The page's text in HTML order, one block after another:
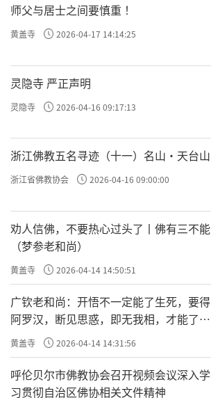
师父与居士之间要慎重 ！
黄盖寺 2026-04-17 14:14:25
灵隐寺 严正声明
灵隐寺 2026-04-16 09:17:13
浙江佛教五名寻迹（十一）名山·天台山
浙江省佛教协会 2026-04-16 09:00:00
劝人信佛，不要热心过头了丨佛有三不能
（梦参老和尚）
黄盖寺 2026-04-14 14:50:51
广钦老和尚：开悟不一定能了生死，要得
阿罗汉，断见思惑，即无我相，才能了生
死
黄盖寺 2026-04-14 14:31:56
呼伦贝尔市佛教协会召开视频会议深入学
习贯彻自治区佛协相关文件精神